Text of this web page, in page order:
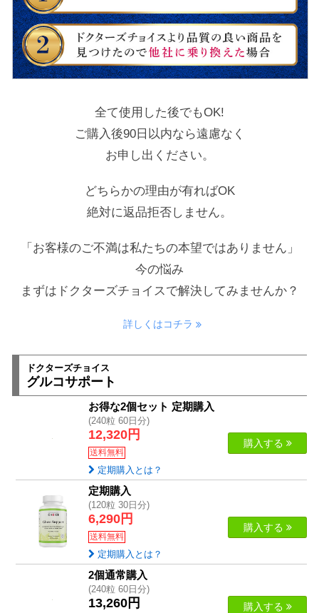
全て使用した後でもOK!
ご購入後90日以内なら遠慮なく
お申し出ください。
どちらかの理由が有ればOK
絶対に返品拒否しません。
「お客様のご不満は私たちの本望ではありません」
今の悩み
まずはドクターズチョイスで解決してみませんか？
詳しくはコチラ
ドクターズチョイス
グルコサポート
お得な2個セット 定期購入
(240粒 60日分)
12,320円
送料無料
購入する
定期購入とは？
定期購入
(120粒 30日分)
6,290円
送料無料
購入する
定期購入とは？
2個通常購入
(240粒 60日分)
13,260円 購入する